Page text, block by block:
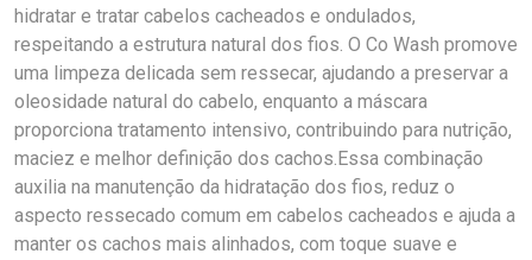
hidratar e tratar cabelos cacheados e ondulados,
respeitando a estrutura natural dos fios. O Co Wash promove
uma limpeza delicada sem ressecar, ajudando a preservar a
oleosidade natural do cabelo, enquanto a máscara
proporciona tratamento intensivo, contribuindo para nutrição,
maciez e melhor definição dos cachos.Essa combinação
auxilia na manutenção da hidratação dos fios, reduz o
aspecto ressecado comum em cabelos cacheados e ajuda a
manter os cachos mais alinhados, com toque suave e